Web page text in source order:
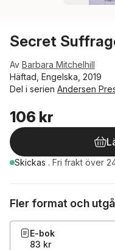
Secret
Av Barbara Mitchelhill
Häftad, Engelska, 2019
Del i serien Andersen
106 kr
Skickas . Fri frakt över
Fler format och
E-bok
83 kr